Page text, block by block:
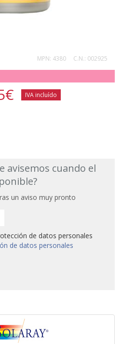
C.N.: 002925
MPN: 4380
€ IVA incluído
avisemos cuando el
un aviso muy pronto
de datos personales
de datos personales